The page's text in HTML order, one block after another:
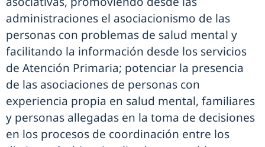
administraciones el asociacionismo de las
personas con problemas de salud mental y
facilitando la información desde los servicios
de Atención Primaria; potenciar la presencia
de las asociaciones de personas con
experiencia propia en salud mental, familiares
y personas allegadas en la toma de decisiones
en los procesos de coordinación entre los